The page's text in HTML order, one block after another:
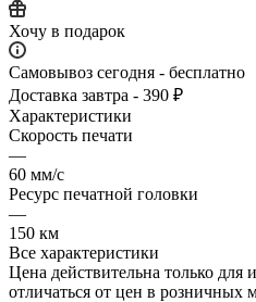
Хочу в подарок
Самовывоз сегодня - бесплатно
Доставка завтра - 390 ₽
Характеристики
Скорость печати
—
60 мм/с
Ресурс печатной головки
—
150 км
Все характеристики
Цена действительна только для
отличаться от цен в розничных